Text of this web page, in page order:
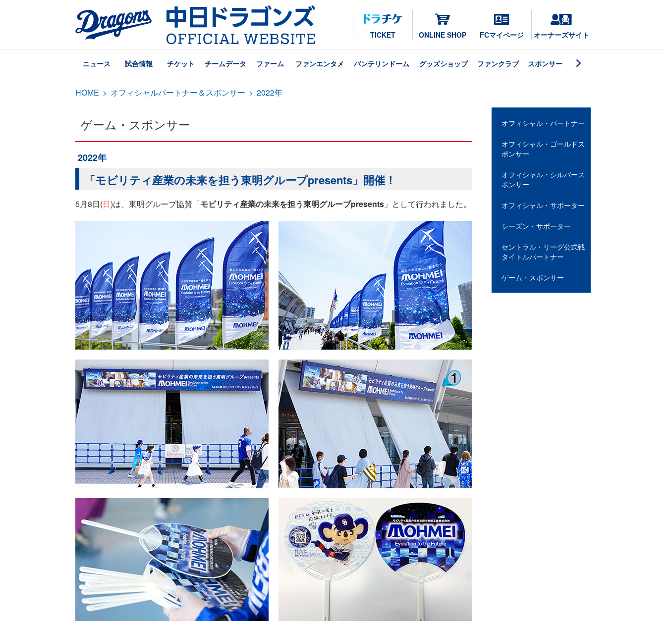
TICKET ONLINE SHOP FCマイページ オーナーズサイト
ニュース 試合情報 チケット チームデータ ファーム ファンエンタメ バンテリンドーム グッズショップ ファンクラブ スポンサー
HOME > オフィシャルパートナー＆スポンサー > 2022年
ゲーム・スポンサー
2022年
「モビリティ産業の未来を担う東明グループpresents」開催！
5月8日(日)は、東明グループ協賛「モビリティ産業の未来を担う東明グループpresents 」として行われました。
オフィシャル・パートナー
オフィシャル・ゴールドス
ポンサー
オフィシャル・シルバース
ポンサー
オフィシャル・サポーター
シーズン・サポーター
セントラル・リーグ公式戦
タイトルパートナー
ゲーム・スポンサー